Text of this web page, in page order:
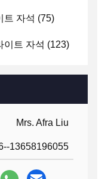
트 자석 (75)
이트 자석 (123)
Mrs. Afra Liu
13658196055